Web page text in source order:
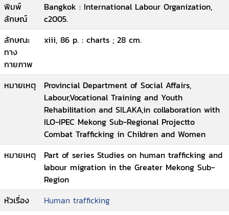
พิมพ์
ลักษณ์
Bangkok : International Labour Organization,
c2005.
ลักษณะ
ทาง
กายภาพ
xiii, 86 p. : charts ; 28 cm.
หมายเหตุ
Provincial Department of Social Affairs,
Labour,Vocational Training and Youth
Rehabilitation and SILAKA,in collaboration with
ILO-IPEC Mekong Sub-Regional Projectto
Combat Trafficking in Children and Women
หมายเหตุ
Part of series Studies on human trafficking and
labour migration in the Greater Mekong Sub-
Region
หัวเรื่อง
Human trafficking